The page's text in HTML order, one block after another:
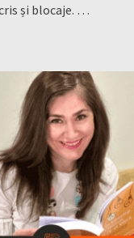
și blocaje. …